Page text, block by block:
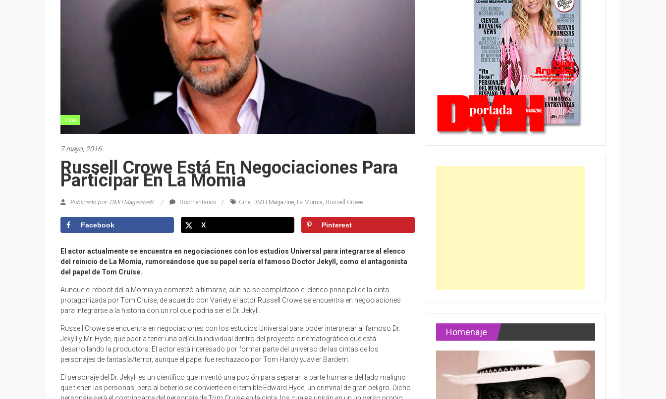
Cine
7 mayo, 2016
Russell Crowe Está En Negociaciones Para
Participar En La Momia
Publicado por: DMH Magazine® 0 comentarios Cine, DMH Magazine, La Momia, Russell Crowe
Facebook X Pinterest
El actor actualmente se encuentra en negociaciones con los estudios Universal para integrarse al elenco
del reinicio de La Momia, rumoreándose que su papel sería el famoso Doctor Jekyll, como el antagonista
del papel de Tom Cruise.
Aunque el reboot deLa Momia ya comenzó a filmarse, aún no se completado el elenco principal de la cinta
protagonizada por Tom Cruise, de acuerdo con Variety el actor Russell Crowe se encuentra en negociaciones
para integrarse a la historia con un rol que podría ser el Dr. Jekyll.
Russell Crowe se encuentra en negociaciones con los estudios Universal para poder interpretar al famoso Dr.
Jekyll y Mr. Hyde, que podría tener una película individual dentro del proyecto cinematográfico que está
desarrollando la productora. El actor está interesado por formar parte del universo de las cintas de los
personajes de fantasía/terror, aunque el papel fue rechazado por Tom Hardy yJavier Bardem.
El personaje del Dr. Jekyll es un científico que inventó una poción para separar la parte humana del lado maligno
que tienen las personas, pero al beberlo se convierte en el temible Edward Hyde, un criminal de gran peligro. Dicho
Homenaje